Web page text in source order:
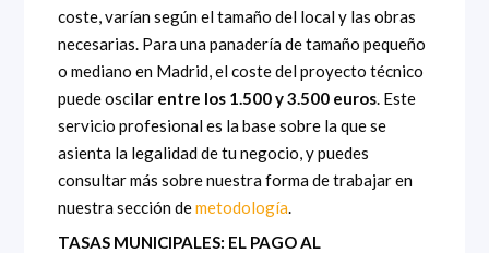
coste, varían según el tamaño del local y las obras
necesarias. Para una panadería de tamaño pequeño
o mediano en Madrid, el coste del proyecto técnico
puede oscilar entre los 1.500 y 3.500 euros. Este
servicio profesional es la base sobre la que se
asienta la legalidad de tu negocio, y puedes
consultar más sobre nuestra forma de trabajar en
nuestra sección demetodología.
TASAS MUNICIPALES: EL PAGO AL